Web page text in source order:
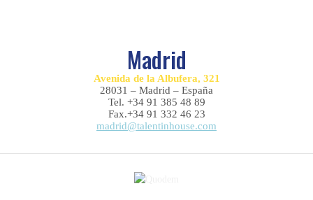
Madrid
Avenida de la Albufera, 321
28031 – Madrid – España
Tel. +34 91 385 48 89
Fax.+34 91 332 46 23
madrid@talentinhouse.com